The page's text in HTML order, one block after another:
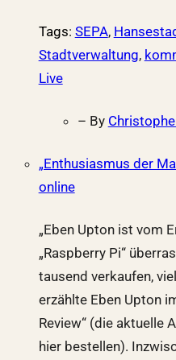
Tags: SEPA,
Stadtverwaltung,
Live
– By
„Enthusiasmus der
online
„Eben Upton ist vom
„Raspberry Pi“
tausend verkaufen,
erzählte Eben Upton
Review“ (die aktuelle
hier bestellen).